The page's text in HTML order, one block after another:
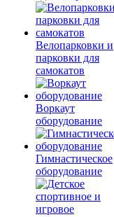
Велопарковки и
парковки для
самокатов
Воркаут
оборудование
Гимнастическое
оборудование